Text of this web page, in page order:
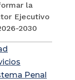
la
Ejecutivo
2030
Penal